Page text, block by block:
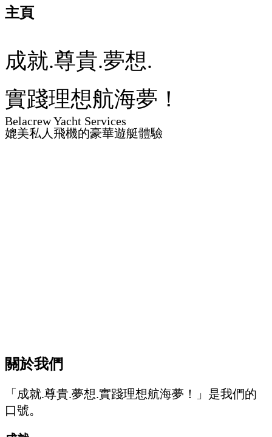
主頁
成就.尊貴.夢想.
實踐理想航海夢！
Belacrew Yacht Services
媲美私人飛機的豪華遊艇體驗
關於我們
「成就.尊貴.夢想.實踐理想航海夢！」是我們的
口號。